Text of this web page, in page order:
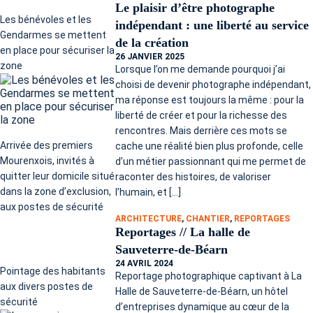
Les bénévoles et les
Gendarmes se mettent
en place pour sécuriser la
zone
Arrivée des premiers
Mourenxois, invités à
quitter leur domicile situé
dans la zone d’exclusion,
aux postes de sécurité
Pointage des habitants
aux divers postes de
sécurité
Le plaisir d’être photographe
indépendant : une liberté au service
de la création
26 JANVIER 2025
Lorsque l’on me demande pourquoi j’ai
choisi de devenir photographe indépendant,
ma réponse est toujours la même : pour la
liberté de créer et pour la richesse des
rencontres. Mais derrière ces mots se
cache une réalité bien plus profonde, celle
d’un métier passionnant qui me permet de
raconter des histoires, de valoriser
l’humain, et […]
ARCHITECTURE, CHANTIER, REPORTAGES
Reportages // La halle de
Sauveterre-de-Béarn
24 AVRIL 2024
Reportage photographique captivant à La
Halle de Sauveterre-de-Béarn, un hôtel
d’entreprises dynamique au cœur de la